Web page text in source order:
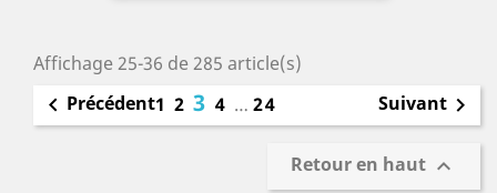
Affichage 25-36 de 285 article(s)
 Précédent1 2 3 4 … 24 Suivant 
Retour en haut 